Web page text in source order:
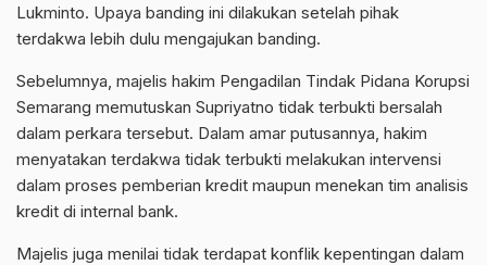
Lukminto. Upaya banding ini dilakukan setelah pihak
terdakwa lebih dulu mengajukan banding.
Sebelumnya, majelis hakim Pengadilan Tindak Pidana Korupsi
Semarang memutuskan Supriyatno tidak terbukti bersalah
dalam perkara tersebut. Dalam amar putusannya, hakim
menyatakan terdakwa tidak terbukti melakukan intervensi
dalam proses pemberian kredit maupun menekan tim analisis
kredit di internal bank.
Majelis juga menilai tidak terdapat konflik kepentingan dalam